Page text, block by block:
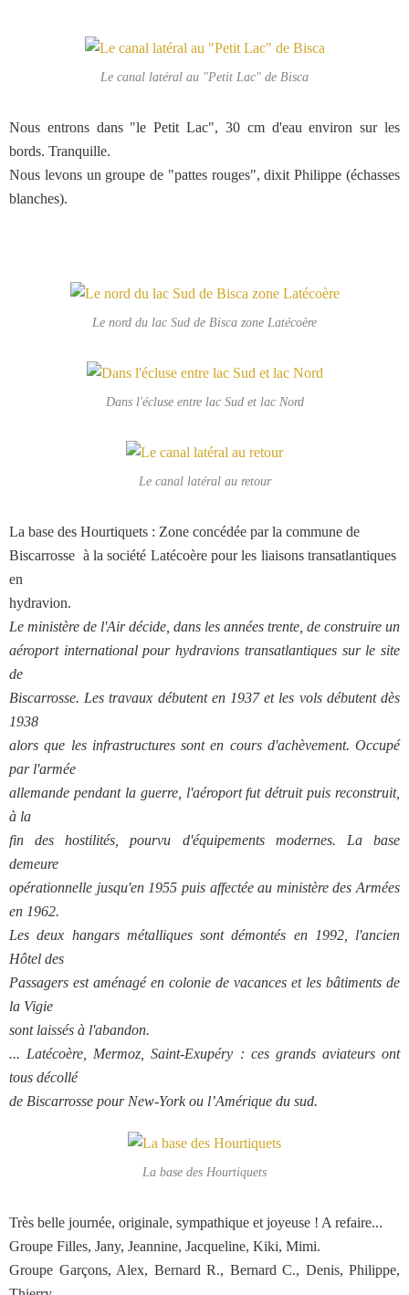
Le canal latéral au "Petit Lac" de Bisca
Nous entrons dans "le Petit Lac", 30 cm d'eau environ sur les
bords. Tranquille.
Nous levons un groupe de "pattes rouges", dixit Philippe (échasses
blanches).
Le nord du lac Sud de Bisca zone Latécoère
Dans l'écluse entre lac Sud et lac Nord
Le canal latéral au retour
La base des Hourtiquets : Zone concédée par la commune de
Biscarrosse à la société Latécoère pour les liaisons transatlantiques
en
hydravion.
Le ministère de l'Air décide, dans les années trente, de construire un
aéroport international pour hydravions transatlantiques sur le site
de
Biscarrosse. Les travaux débutent en 1937 et les vols débutent dès
1938
alors que les infrastructures sont en cours d'achèvement. Occupé
par l'armée
allemande pendant la guerre, l'aéroport fut détruit puis reconstruit,
à la
fin des hostilités, pourvu d'équipements modernes. La base
demeure
opérationnelle jusqu'en 1955 puis affectée au ministère des Armées
en 1962.
Les deux hangars métalliques sont démontés en 1992, l'ancien
Hôtel des
Passagers est aménagé en colonie de vacances et les bâtiments de
la Vigie
sont laissés à l'abandon.
... Latécoère, Mermoz, Saint-Exupéry : ces grands aviateurs ont
tous décollé
de Biscarrosse pour New-York ou l’Amérique du sud.
La base des Hourtiquets
Très belle journée, originale, sympathique et joyeuse ! A refaire...
Groupe Filles, Jany, Jeannine, Jacqueline, Kiki, Mimi.
Groupe Garçons, Alex, Bernard R., Bernard C., Denis, Philippe,